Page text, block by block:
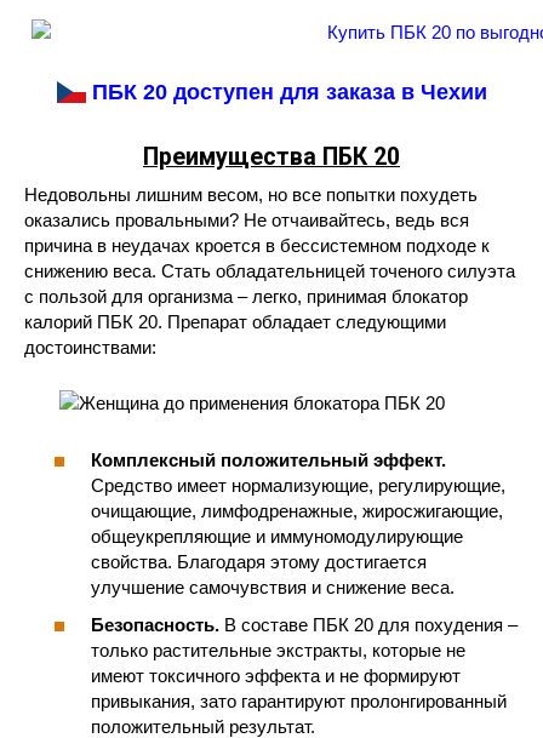
ПБК 20 доступен для заказа в Чехии
Преимущества ПБК 20
Недовольны лишним весом, но все попытки похудеть
оказались провальными? Не отчаивайтесь, ведь вся
причина в неудачах кроется в бессистемном подходе к
снижению веса. Стать обладательницей точеного силуэта
с пользой для организма – легко, принимая блокатор
калорий ПБК 20. Препарат обладает следующими
достоинствами:
Комплексный положительный эффект.
Средство имеет нормализующие, регулирующие,
очищающие, лимфодренажные, жиросжигающие,
общеукрепляющие и иммуномодулирующие
свойства. Благодаря этому достигается
улучшение самочувствия и снижение веса.
Безопасность. В составе ПБК 20 для похудения –
только растительные экстракты, которые не
имеют токсичного эффекта и не формируют
привыкания, зато гарантируют пролонгированный
положительный результат.